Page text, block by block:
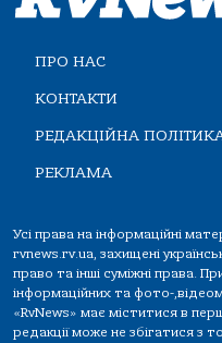
ПРО НАС
КОНТАКТИ
РЕДАКЦІЙНА
РЕКЛАМА
Усі права на інформаційні
rvnews.rv.ua, захищені
право та інші суміжні права.
інформаційних та фото-
«RvNews» має міститися в
редакції може не збігатися з